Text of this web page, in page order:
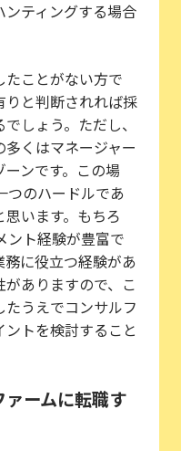
ティングする場合
たことがない方で
りと判断されれば採
しょう。ただし、
くはマネージャー
ンです。この場
つのハードルであ
います。もちろ
ント経験が豊富で
に役立つ経験があ
ありますので、こ
うえでコンサルフ
トを検討すること
ームに転職す